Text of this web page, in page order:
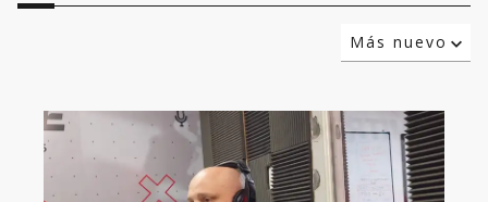
Más nuevo